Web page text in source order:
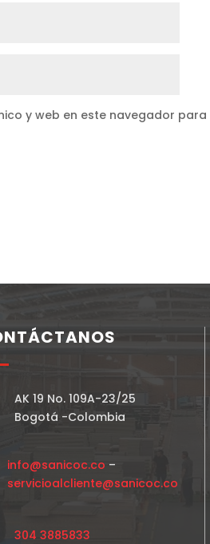
y web en este navegador
AK 19 No. 109A-23/25
Bogotá -Colombia
info@sanicoc.co –
servicioalcliente@sanicoc.co
304 3885833